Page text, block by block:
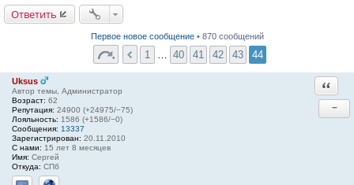
Ответить
Первое новое сообщение• 870 сообщений
1 40 41 42 43 44
Uksus
Автор темы, Администратор
Возраст: 62
Репутация: 24900 (+24975/−75)
Лояльность: 1586 (+1586/−0)
Сообщения: 13337
Зарегистрирован: 20.11.2010
С нами: 15 лет 8 месяцев
Имя: Сергей
Откуда: СПб
−